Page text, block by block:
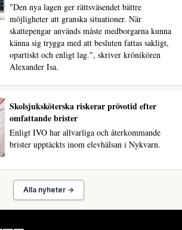
"Den nya lagen ger rättsväsendet bättre
möjligheter att granska situationer. När
skattepengar används måste medborgarna kunna
känna sig trygga med att besluten fattas sakligt,
opartiskt och enligt lag.", skriver krönikören
Alexander Isa.
Skolsjuksköterska riskerar prövotid efter
omfattande brister
Enligt IVO har allvarliga och återkommande
brister upptäckts inom elevhälsan i Nykvarn.
Alla nyheter →